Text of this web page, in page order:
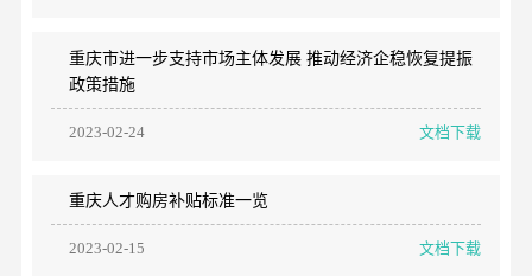
重庆市进一步支持市场主体发展 推动经济企稳恢复提振
政策措施
2023-02-24 文档下载
重庆人才购房补贴标准一览
2023-02-15 文档下载